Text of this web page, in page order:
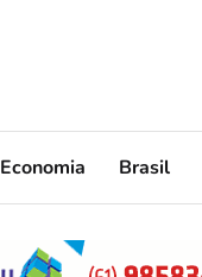
Economia Brasil